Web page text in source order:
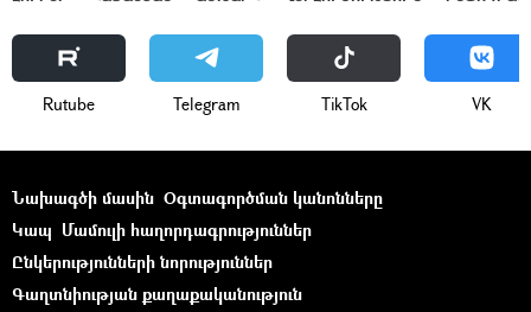
Rutube Telegram ТikТоk VK
Նախագծի մասին Օգտագործման կանոնները
Կապ Մամուլի հաղորդագրություններ
Ընկերությունների նորություններ
Գաղտնիության քաղաքականություն